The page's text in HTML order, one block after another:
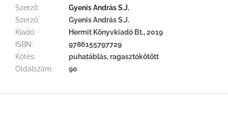
Szerző:
Gyenis András S.J.
Szerző:
Gyenis András S.J.
Kiadó:
Hermit Könyvkiadó Bt., 2019
ISBN:
9786155797729
Kötés:
puhatáblás, ragasztókötött
Oldalszám: 90